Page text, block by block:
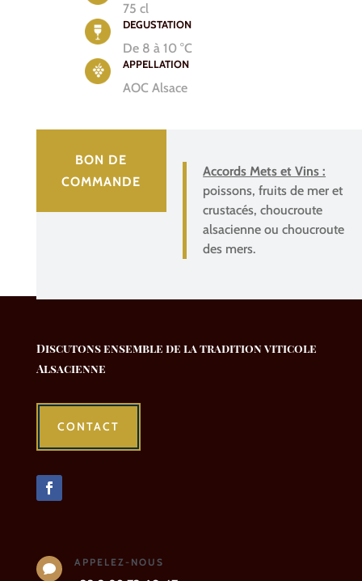
75 cl
DEGUSTATION
De 8 à 10 °C
APPELLATION
AOC Alsace
BON DE
COMMANDE
Accords Mets et Vins :
poissons, fruits de mer et
crustacés, choucroute
alsacienne ou choucroute
des mers.
Discutons ensemble de la tradition viticole
Alsacienne
CONTACT

APPELEZ-NOUS